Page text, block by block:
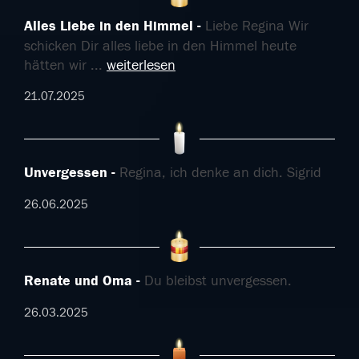
Alles Liebe in den Himmel
Liebe Regina Wir
schicken Dir alles liebe in den Himmel heute
hätten wir ... weiterlesen
21.07.2025
Unvergessen Regina, ich denke an dich. Sigrid
26.06.2025
Renate und Oma Du bleibst unvergessen.
26.03.2025